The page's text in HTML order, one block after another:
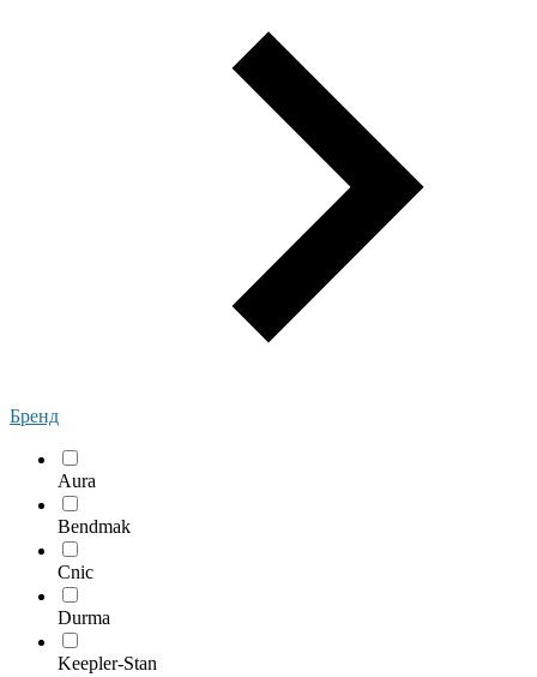
Бренд
Aura
Bendmak
Cnic
Durma
Keepler-Stan